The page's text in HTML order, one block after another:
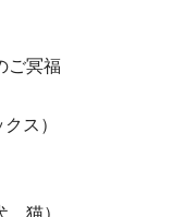
ご冥福
ス）
猫）